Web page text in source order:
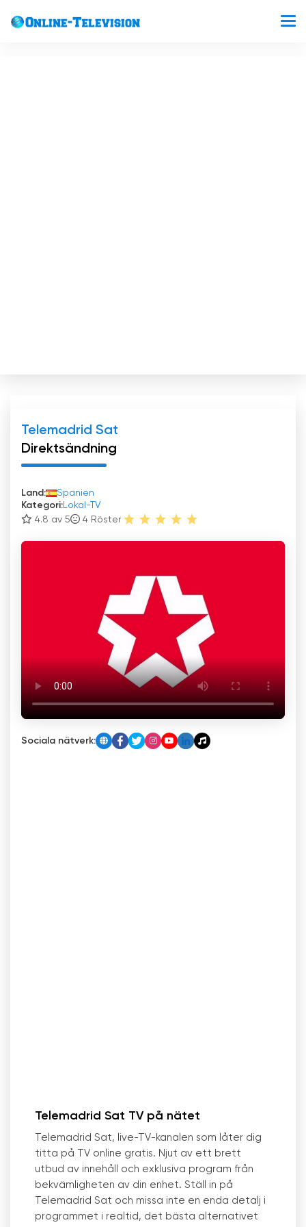
Telemadrid Sat
Direktsändning
Land:
Spanien
Kategori:Lokal-TV
4.8 av 5
4 Röster
Sociala nätverk:
Telemadrid Sat TV på nätet
Telemadrid Sat, live-TV-kanalen som låter dig
titta på TV online gratis. Njut av ett brett
utbud av innehåll och exklusiva program från
bekvämligheten av din enhet. Ställ in på
Telemadrid Sat och missa inte en enda detalj i
programmet i realtid, det bästa alternativet